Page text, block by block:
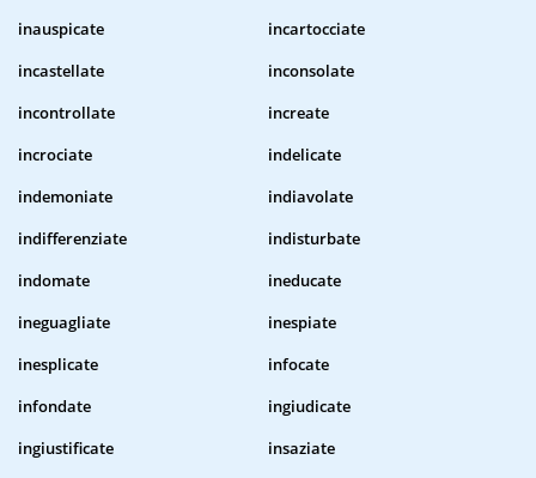
inauspicate
incartocciate
incastellate
inconsolate
incontrollate
increate
incrociate
indelicate
indemoniate
indiavolate
indifferenziate
indisturbate
indomate
ineducate
ineguagliate
inespiate
inesplicate
infocate
infondate
ingiudicate
ingiustificate
insaziate